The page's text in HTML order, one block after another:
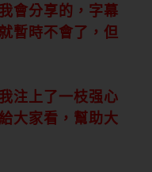
會分享的，字幕
暫時不會了，但
注上了一枝强心
大家看，幫助大